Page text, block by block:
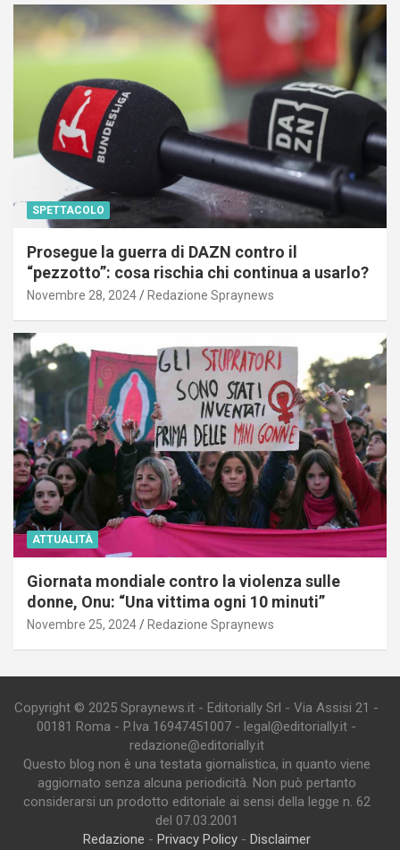
SPETTACOLO
Prosegue la guerra di DAZN contro il
“pezzotto”: cosa rischia chi continua a usarlo?
Novembre 28, 2024 Redazione Spraynews
ATTUALITÀ
Giornata mondiale contro la violenza sulle
donne, Onu: “Una vittima ogni 10 minuti”
Novembre 25, 2024 Redazione Spraynews
Copyright © 2025 Spraynews.it - Editorially Srl - Via Assisi 21 -
00181 Roma - P.Iva 16947451007 - legal@editorially.it -
redazione@editorially.it
Questo blog non è una testata giornalistica, in quanto viene
aggiornato senza alcuna periodicità. Non può pertanto
considerarsi un prodotto editoriale ai sensi della legge n. 62
del 07.03.2001
Redazione - Privacy Policy- Disclaimer